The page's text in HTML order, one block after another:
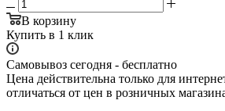
В корзину
Купить в 1 клик
Самовывоз сегодня - бесплатно
Цена действительна только для
отличаться от цен в розничных